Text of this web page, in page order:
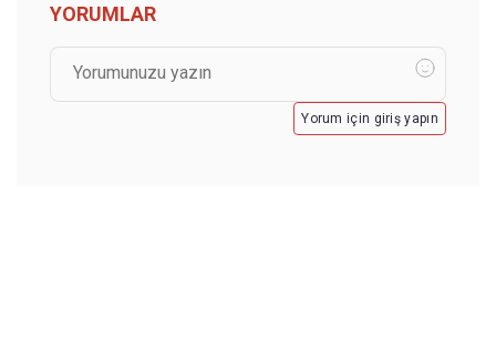
YORUMLAR
Yorum için giriş yapın